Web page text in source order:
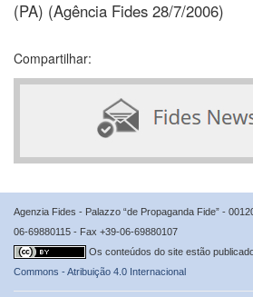
(PA) (Agência Fides 28/7/2006)
Compartilhar:
Agenzia Fides - Palazzo “de Propaganda Fide” -
06-69880115 - Fax +39-06-69880107
Os conteúdos do site estão
Commons - Atribuição 4.0 Internacional